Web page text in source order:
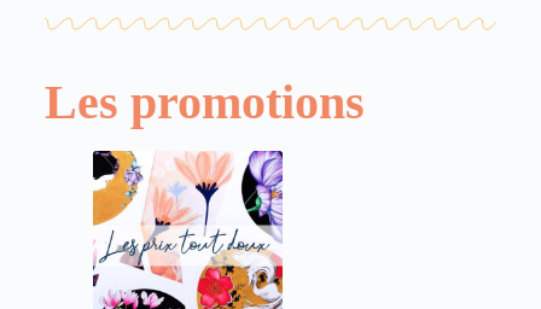
Les promotions